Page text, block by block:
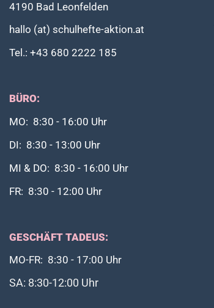
4190 Bad Leonfelden
hallo (at) schulhefte-aktion.at
Tel.: +43 680 2222 185
BÜRO:
MO: 8:30 - 16:00 Uhr
DI: 8:30 - 13:00 Uhr
MI & DO: 8:30 - 16:00 Uhr
FR: 8:30 - 12:00 Uhr
GESCHÄFT TADEUS:
MO-FR: 8:30 - 17:00 Uhr
SA: 8:30-12:00 Uhr